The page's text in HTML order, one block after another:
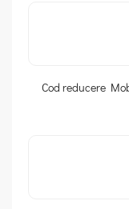
Cod reducere